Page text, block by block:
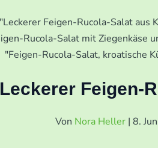
Leckerer Feigen-
Von Nora Heller |8.